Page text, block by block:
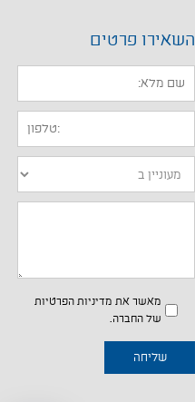
השאירו פרטים
מאשר את מדיניות הפרטיות
של החברה.